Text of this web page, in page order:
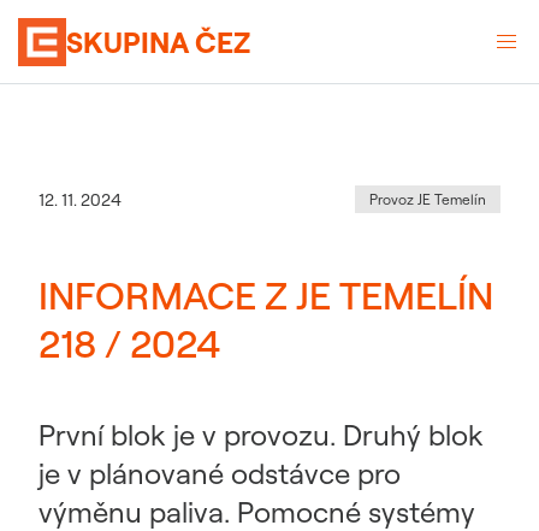
SKUPINA ČEZ
Datum zveřejnění
12. 11. 2024 Kategorie:
Provoz JE Temelín
INFORMACE Z JE TEMELÍN
218 / 2024
První blok je v provozu. Druhý blok
je v plánované odstávce pro
výměnu paliva. Pomocné systémy